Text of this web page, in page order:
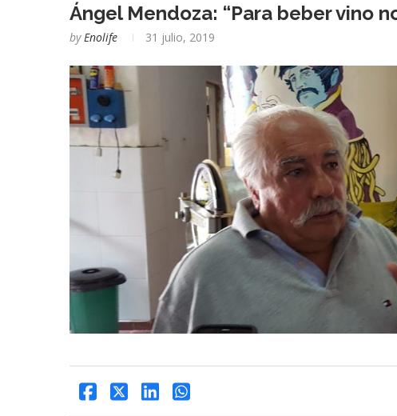
Ángel Mendoza: “Para beber vino
by Enolife 31 julio, 2019